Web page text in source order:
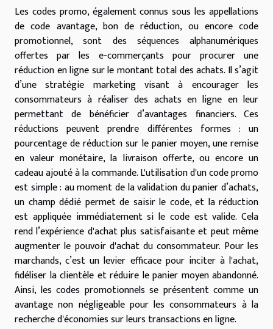
Les codes promo, également connus sous les appellations
de code avantage, bon de réduction, ou encore code
promotionnel, sont des séquences alphanumériques
offertes par les e-commerçants pour procurer une
réduction en ligne sur le montant total des achats. Il s’agit
d’une stratégie marketing visant à encourager les
consommateurs à réaliser des achats en ligne en leur
permettant de bénéficier d’avantages financiers. Ces
réductions peuvent prendre différentes formes : un
pourcentage de réduction sur le panier moyen, une remise
en valeur monétaire, la livraison offerte, ou encore un
cadeau ajouté à la commande. L'utilisation d'un code promo
est simple : au moment de la validation du panier d’achats,
un champ dédié permet de saisir le code, et la réduction
est appliquée immédiatement si le code est valide. Cela
rend l’expérience d'achat plus satisfaisante et peut même
augmenter le pouvoir d'achat du consommateur. Pour les
marchands, c’est un levier efficace pour inciter à l'achat,
fidéliser la clientèle et réduire le panier moyen abandonné.
Ainsi, les codes promotionnels se présentent comme un
avantage non négligeable pour les consommateurs à la
recherche d'économies sur leurs transactions en ligne.